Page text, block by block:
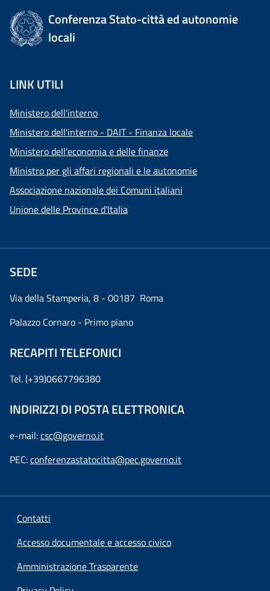
Conferenza Stato-città ed autonomie
locali
LINK UTILI
Ministero dell'interno
Ministero dell'interno - DAIT - Finanza locale
Ministero dell'economia e delle finanze
Ministro per gli affari regionali e le autonomie
Associazione nazionale dei Comuni italiani
Unione delle Province d'Italia
SEDE
Via della Stamperia, 8 - 00187 Roma
Palazzo Cornaro - Primo piano
RECAPITI TELEFONICI
Tel. (+39)0667796380
INDIRIZZI DI POSTA ELETTRONICA
e-mail:csc@governo.it
PEC:conferenzastatocitta@pec.governo.it
Contatti
Accesso documentale e accesso civico
Amministrazione Trasparente